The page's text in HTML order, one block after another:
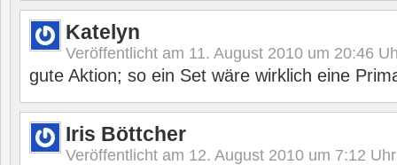
Katelyn
Veröffentlicht am 11. August 2010 um 20:46
gute Aktion; so ein Set wäre wirklich eine
Iris Böttcher
Veröffentlicht am 12. August 2010 um 7:12 Uhr